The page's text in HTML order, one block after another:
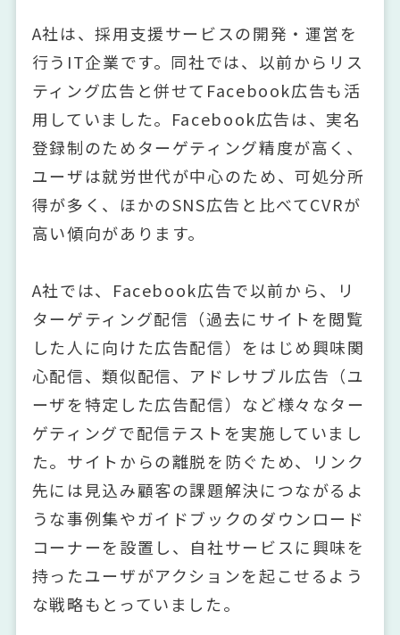
A社は、採用支援サービスの開発・運営を
行うIT企業です。同社では、以前からリス
ティング広告と併せてFacebook広告も活
用していました。Facebook広告は、実名
登録制のためターゲティング精度が高く、
ユーザは就労世代が中心のため、可処分所
得が多く、ほかのSNS広告と比べてCVRが
高い傾向があります。
A社では、Facebook広告で以前から、リ
ターゲティング配信（過去にサイトを閲覧
した人に向けた広告配信）をはじめ興味関
心配信、類似配信、アドレサブル広告（ユ
ーザを特定した広告配信）など様々なター
ゲティングで配信テストを実施していまし
た。サイトからの離脱を防ぐため、リンク
先には見込み顧客の課題解決につながるよ
うな事例集やガイドブックのダウンロード
コーナーを設置し、自社サービスに興味を
持ったユーザがアクションを起こせるよう
な戦略もとっていました。